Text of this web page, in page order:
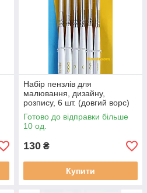
Набір пензлів для
малювання, дизайну,
розпису, 6 шт. (довгий ворс)
Готово до відправки більше
10 од.
130 ₴
Купити